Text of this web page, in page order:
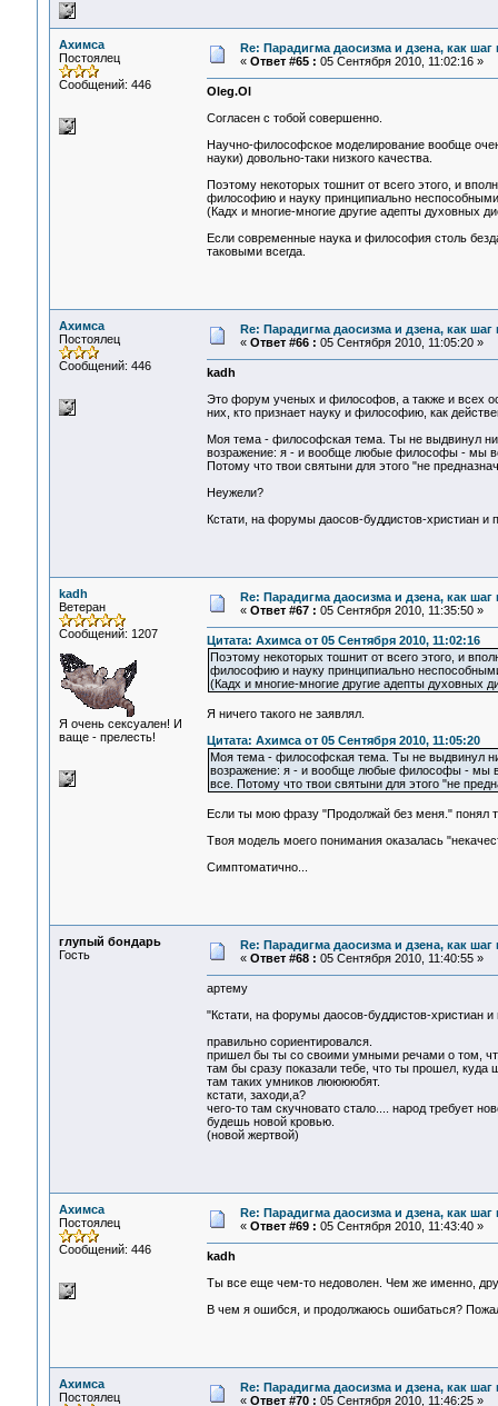
Ахимса
Постоялец
Сообщений: 446
Re: Парадигма даосизма и дзена, как
« Ответ #65 : 05 Сентября 2010, 11:02:16 »
Oleg.Ol
Согласен с тобой совершенно.
Научно-философское моделирование вообще
науки) довольно-таки низкого качества.
Поэтому некоторых тошнит от всего этого, и
философию и науку принципиально
(Кадх и многие-многие другие адепты духовных
Если современные наука и философия столь
таковыми всегда.
Ахимса
Постоялец
Сообщений: 446
Re: Парадигма даосизма и дзена, как
« Ответ #66 : 05 Сентября 2010, 11:05:20 »
kadh
Это форум ученых и философов, а также и всех
них, кто признает науку и философию, как
Моя тема - философская тема. Ты не выдвинул
возражение: я - и вообще любые философы - мы
Потому что твои святыни для этого "не
Неужели?
Кстати, на форумы даосов-буддистов-христиан
kadh
Ветеран
Сообщений: 1207
Я очень сексуален! И
ваще - прелесть!
Re: Парадигма даосизма и дзена, как
« Ответ #67 : 05 Сентября 2010, 11:35:50 »
Цитата: Ахимса от 05 Сентября 2010, 11:02:16
Поэтому некоторых тошнит от всего этого, и
философию и науку принципиально
(Кадх и многие-многие другие адепты духовных
Я ничего такого не заявлял.
Цитата: Ахимса от 05 Сентября 2010, 11:05:20
Моя тема - философская тема. Ты не выдвинул
возражение: я - и вообще любые философы - мы
все. Потому что твои святыни для этого "не
Если ты мою фразу "Продолжай без меня." понял
Твоя модель моего понимания оказалась
Симптоматично...
глупый бондарь
Гость
Re: Парадигма даосизма и дзена, как
« Ответ #68 : 05 Сентября 2010, 11:40:55 »
артему
"Кстати, на форумы даосов-буддистов-христиан
правильно сориентировался.
пришел бы ты со своими умными речами о том,
там бы сразу показали тебе, что ты прошел, куда
там таких умников лююююбят.
кстати, заходи,а?
чего-то там скучновато стало.... народ требует
будешь новой кровью.
(новой жертвой)
Ахимса
Постоялец
Сообщений: 446
Re: Парадигма даосизма и дзена, как
« Ответ #69 : 05 Сентября 2010, 11:43:40 »
kadh
Ты все еще чем-то недоволен. Чем же именно,
В чем я ошибся, и продолжаюсь ошибаться?
Ахимса
Постоялец
Re: Парадигма даосизма и дзена, как
« Ответ #70 : 05 Сентября 2010, 11:46:25 »